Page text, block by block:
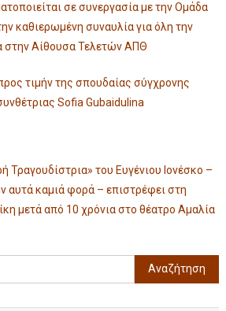
σε συνεργασία με την Ομάδα
καθιερωμένη συναυλία για όλη την
στην Αίθουσα Τελετών ΑΠΘ
τιμήν της σπουδαίας σύγχρονης
Sofia Gubaidulina
Τραγουδίστρια» του Ευγένιου Ιονέσκο –
αυτά καμιά φορά – επιστρέφει στη
μετά από 10 χρόνια στο θέατρο Αμαλία